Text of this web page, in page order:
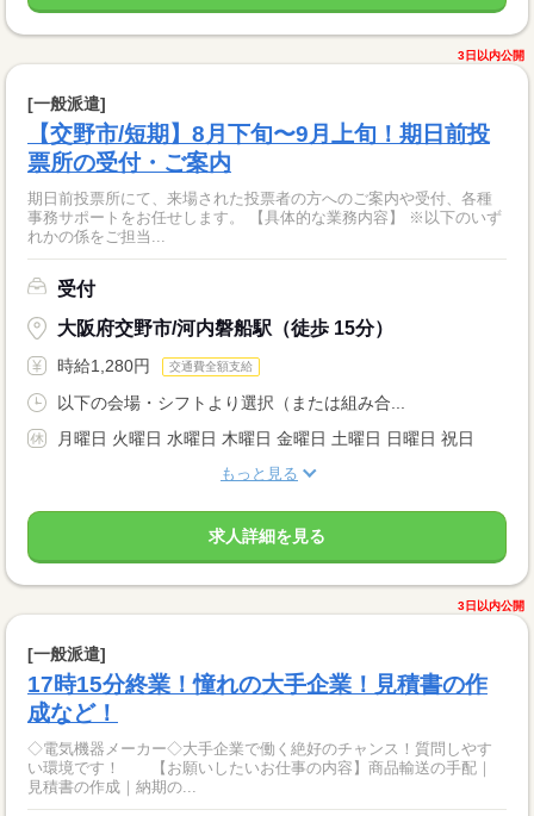
3日以内公開
[一般派遣]
【交野市/短期】8月下旬〜9月上旬！期日前投
票所の受付・ご案内
期日前投票所にて、来場された投票者の方へのご案内や受付、各種
事務サポートをお任せします。 【具体的な業務内容】 ※以下のいず
れかの係をご担当...
受付
大阪府交野市/河内磐船駅（徒歩 15分）
時給1,280円 交通費全額支給
以下の会場・シフトより選択（または組み合...
月曜日 火曜日 水曜日 木曜日 金曜日 土曜日 日曜日 祝日
もっと見る
求人詳細を見る
3日以内公開
[一般派遣]
17時15分終業！憧れの大手企業！見積書の作
成など！
◇電気機器メーカー◇大手企業で働く絶好のチャンス！質問しやす
い環境です！ 【お願いしたいお仕事の内容】商品輸送の手配｜
見積書の作成｜納期の...